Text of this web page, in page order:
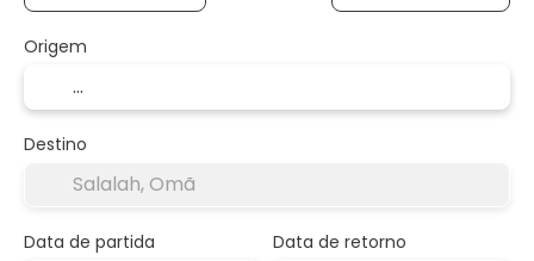
Origem
Destino
Data de partida Data de retorno